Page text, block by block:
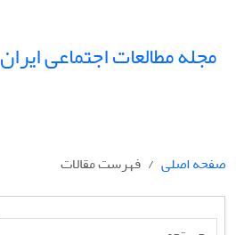
مجله مطالعات اجتماعی ایران
صفحه اصلی
فهرست مقالات